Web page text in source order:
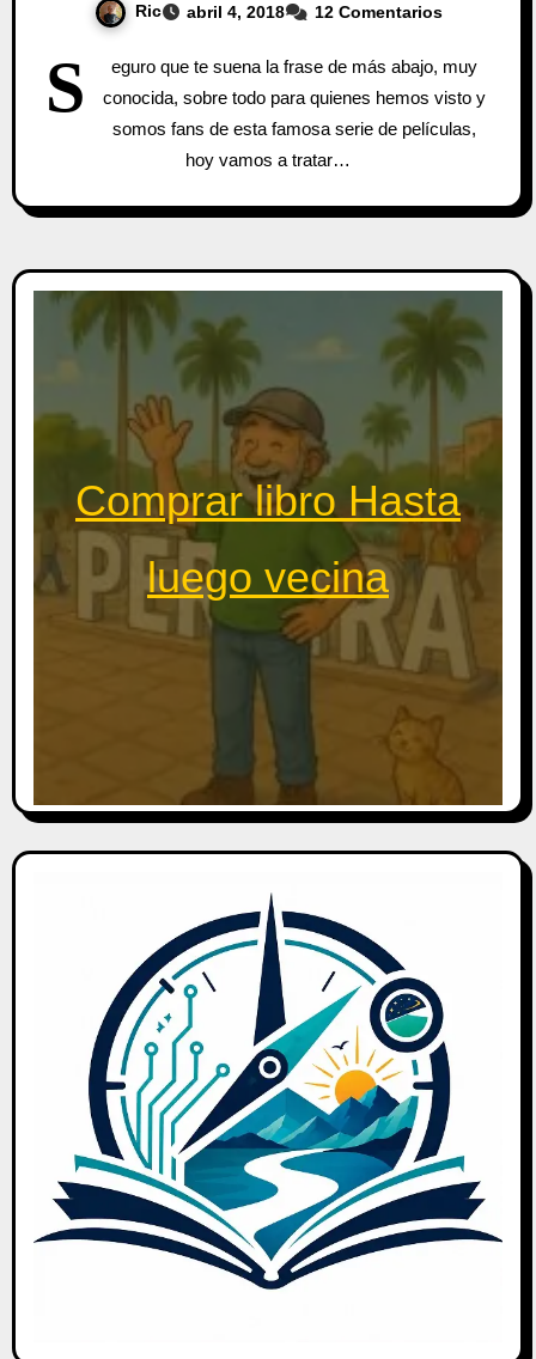
Ric abril 4, 2018 12 Comentarios
S
eguro que te suena la frase de más abajo, muy
conocida, sobre todo para quienes hemos visto y
somos fans de esta famosa serie de películas,
hoy vamos a tratar…
Comprar libro Hasta
luego vecina